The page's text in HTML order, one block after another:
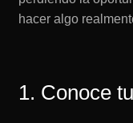
hacer algo
1. Conoce